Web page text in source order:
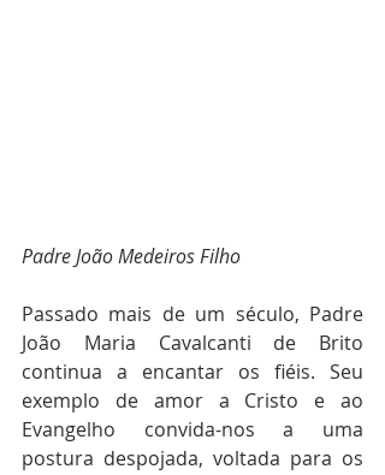
Padre João Medeiros Filho
Passado mais de um século, Padre
João Maria Cavalcanti de Brito
continua a encantar os fiéis. Seu
exemplo de amor a Cristo e ao
Evangelho convida-nos a uma
postura despojada, voltada para os